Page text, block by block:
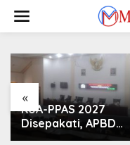
konten
«
KUA-PPAS 2027
Disepakati, APBD
Sampang Defisit Rp